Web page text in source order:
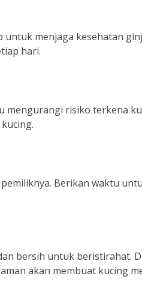
menjaga kesehatan
hari.
risiko terkena
Berikan waktu
bersih untuk beristirahat.
akan membuat kucing